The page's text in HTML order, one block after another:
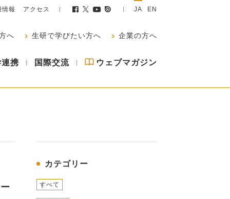
情報 アクセス JA EN
へ 生研で学びたい方へ 企業の方へ
携 国際交流 ウェブマガジン
カテゴリー
すべて